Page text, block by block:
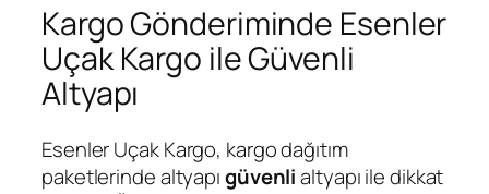
Kargo Gönderiminde Esenler
Uçak Kargo ile Güvenli
Altyapı
Esenler Uçak Kargo, kargo dağıtım
paketlerinde altyapıgüvenlialtyapı ile dikkat